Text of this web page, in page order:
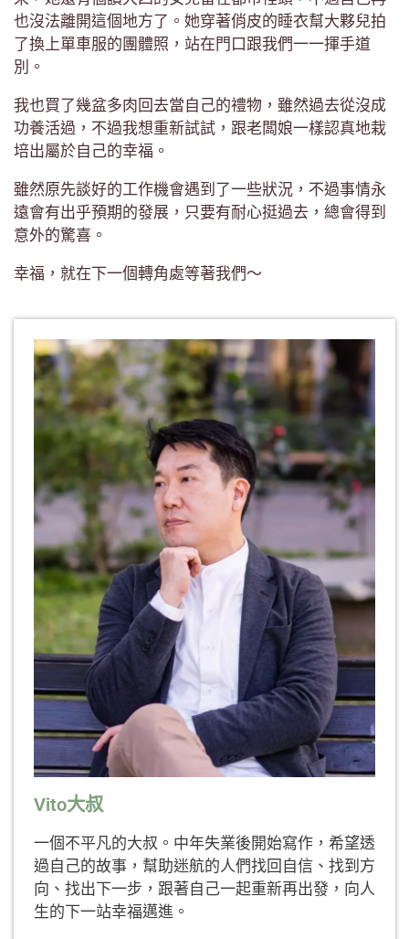
也沒法離開這個地方了。她穿著俏皮的睡衣幫大夥兒拍
了換上單車服的團體照，站在門口跟我們一一揮手道
別。
我也買了幾盆多肉回去當自己的禮物，雖然過去從沒成
功養活過，不過我想重新試試，跟老闆娘一樣認真地栽
培出屬於自己的幸福。
雖然原先談好的工作機會遇到了一些狀況，不過事情永
遠會有出乎預期的發展，只要有耐心挺過去，總會得到
意外的驚喜。
幸福，就在下一個轉角處等著我們～
Vito大叔
一個不平凡的大叔。中年失業後開始寫作，希望透
過自己的故事，幫助迷航的人們找回自信、找到方
向、找出下一步，跟著自己一起重新再出發，向人
生的下一站幸福邁進。